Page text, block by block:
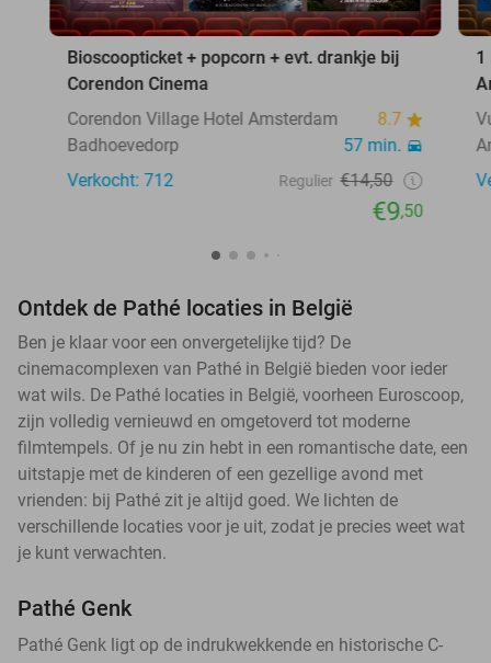
Bioscoopticket + popcorn + evt. drankje bij
Corendon Cinema
Corendon Village Hotel Amsterdam
8.7
Badhoevedorp
57 min.
Verkocht: 712
Regulier €14,50
€9,50
1
Ontdek de Pathé locaties in België
Ben je klaar voor een onvergetelijke tijd? De
cinemacomplexen van Pathé in België bieden voor ieder
wat wils. De Pathé locaties in België, voorheen Euroscoop,
zijn volledig vernieuwd en omgetoverd tot moderne
filmtempels. Of je nu zin hebt in een romantische date, een
uitstapje met de kinderen of een gezellige avond met
vrienden: bij Pathé zit je altijd goed. We lichten de
verschillende locaties voor je uit, zodat je precies weet wat
je kunt verwachten.
Pathé Genk
Pathé Genk ligt op de indrukwekkende en historische C-